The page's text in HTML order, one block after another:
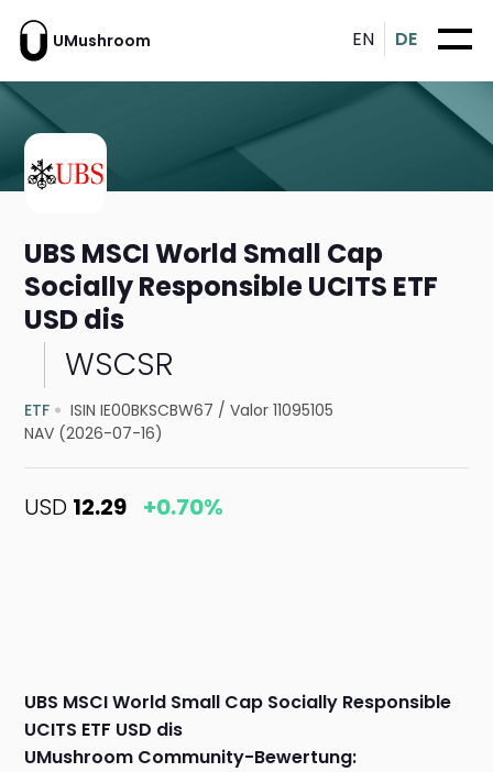
UMushroom EN DE
UBS MSCI World Small Cap
Socially Responsible UCITS ETF
USD dis
WSCSR
ETF ISIN IE00BKSCBW67 /Valor 11095105
NAV (2026-07-16)
USD 12.29 +0.70%
UBS MSCI World Small Cap Socially Responsible
UCITS ETF USD dis
UMushroom Community-Bewertung: